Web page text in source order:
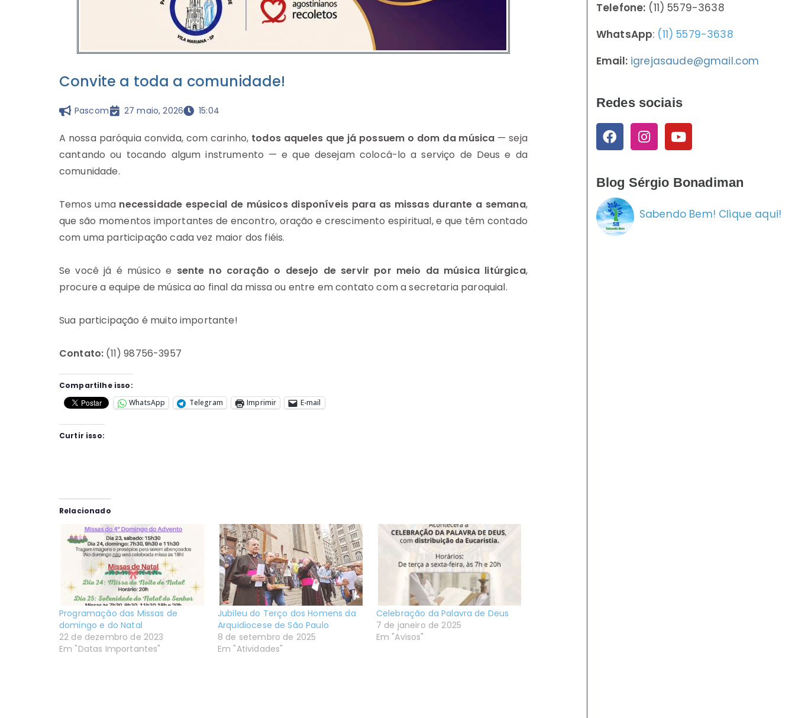
Convite a toda a comunidade!
Pascom 27 maio, 2026 15:04
A nossa paróquia convida, com carinho, todos aqueles que já possuem o dom da música — seja
cantando ou tocando algum instrumento — e que desejam colocá-lo a serviço de Deus e da
comunidade.
Temos uma necessidade especial de músicos disponíveis para as missas durante a semana,
que são momentos importantes de encontro, oração e crescimento espiritual, e que têm contado
com uma participação cada vez maior dos fiéis.
Se você já é músico e sente no coração o desejo de servir por meio da música litúrgica,
procure a equipe de música ao final da missa ou entre em contato com a secretaria paroquial.
Sua participação é muito importante!
Contato: (11) 98756-3957
Compartilhe isso:
WhatsApp
Telegram Imprimir E-mail
Curtir isso:
Relacionado
Programação das Missas de
domingo e do Natal
22 de dezembro de 2023
Em "Datas Importantes"
Jubileu do Terço dos Homens da
Arquidiocese de São Paulo
8 de setembro de 2025
Em "Atividades"
Celebração da Palavra de Deus
7 de janeiro de 2025
Em "Avisos"
Telefone: (11) 5579-3638
WhatsApp: (11) 5579-3638
Email: igrejasaude@gmail.com
Redes sociais
Blog Sérgio Bonadiman
Sabendo Bem! Clique aqui!